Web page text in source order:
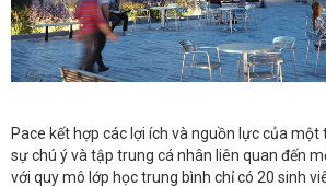
Pace kết hợp các lợi ích và nguồn lực của một
sự chú ý và tập trung cá nhân liên quan đến
với quy mô lớp học trung bình chỉ có 20 sinh